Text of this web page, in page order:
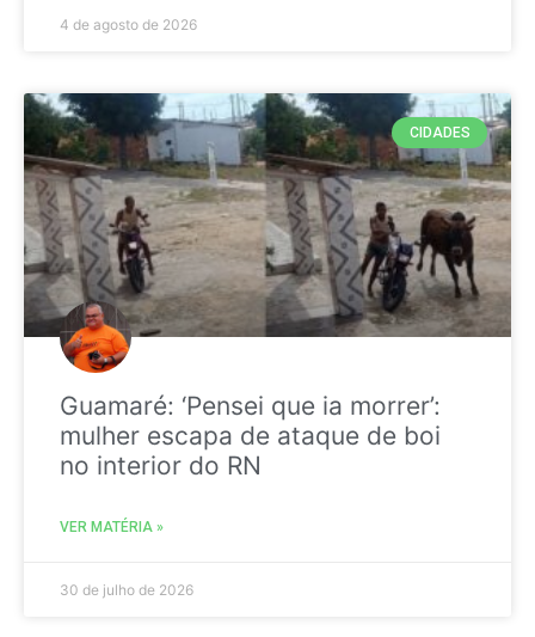
4 de agosto de 2026
CIDADES
Guamaré: ‘Pensei que ia morrer’:
mulher escapa de ataque de boi
no interior do RN
VER MATÉRIA »
30 de julho de 2026